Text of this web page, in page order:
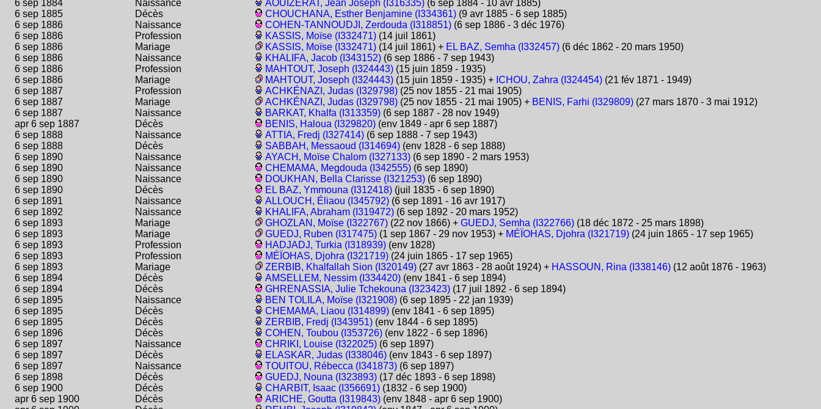
6 sep 1884
Naissance AOUIZERAT, Jean Joseph (I316335) (6 sep 1884 - 10 avr 1885)
6 sep 1885
Décès CHOUCHANA, Esther Benjamine (I334361) (9 avr 1885 - 6 sep 1885)
6 sep 1886
Naissance COHEN-TANNOUDJI, Zerdouda (I318851) (6 sep 1886 - 3 déc 1976)
6 sep 1886
Profession KASSIS, Moïse (I332471) (14 juil 1861)
6 sep 1886
Mariage KASSIS, Moïse (I332471) (14 juil 1861) + EL BAZ, Semha (I332457) (6 déc 1862 - 20 mars 1950)
6 sep 1886
Naissance KHALIFA, Jacob (I343152) (6 sep 1886 - 7 sep 1943)
6 sep 1886
Profession MAHTOUT, Joseph (I324443) (15 juin 1859 - 1935)
6 sep 1886
Mariage MAHTOUT, Joseph (I324443) (15 juin 1859 - 1935) + ICHOU, Zahra (I324454) (21 fév 1871 - 1949)
6 sep 1887
Profession ACHKÉNAZI, Judas (I329798) (25 nov 1855 - 21 mai 1905)
6 sep 1887
Mariage ACHKÉNAZI, Judas (I329798) (25 nov 1855 - 21 mai 1905) + BENIS, Farhi (I329809) (27 mars 1870 - 3 mai 1912)
6 sep 1887
Naissance BARKAT, Khalfa (I313359) (6 sep 1887 - 28 nov 1949)
apr 6 sep 1887
Décès BENIS, Haloua (I329820) (env 1849 - apr 6 sep 1887)
6 sep 1888
Naissance ATTIA, Fredj (I327414) (6 sep 1888 - 7 sep 1943)
6 sep 1888
Décès SABBAH, Messaoud (I314694) (env 1828 - 6 sep 1888)
6 sep 1890
Naissance AYACH, Moïse Chalom (I327133) (6 sep 1890 - 2 mars 1953)
6 sep 1890
Naissance CHEMAMA, Megdouda (I342555) (6 sep 1890)
6 sep 1890
Naissance DOUKHAN, Bella Clarisse (I321253) (6 sep 1890)
6 sep 1890
Décès EL BAZ, Ymmouna (I312418) (juil 1835 - 6 sep 1890)
6 sep 1891
Naissance ALLOUCH, Éliaou (I345792) (6 sep 1891 - 16 avr 1917)
6 sep 1892
Naissance KHALIFA, Abraham (I319472) (6 sep 1892 - 20 mars 1952)
6 sep 1893
Mariage GHOZLAN, Moïse (I322767) (22 nov 1866) +GUEDJ, Semha (I322766) (18 déc 1872 - 25 mars 1898)
6 sep 1893
Mariage GUEDJ, Ruben (I317475) (1 sep 1867 - 29 nov 1953) + MÉÏOHAS, Djohra (I321719) (24 juin 1865 - 17 sep 1965)
6 sep 1893
Profession HADJADJ, Turkia (I318939) (env 1828)
6 sep 1893
Profession MÉÏOHAS, Djohra (I321719) (24 juin 1865 - 17 sep 1965)
6 sep 1893
Mariage ZERBIB, Khalfallah Sion (I320149) (27 avr 1863 - 28 août 1924) + HASSOUN, Rina (I338146) (12 août 1876 - 1963)
6 sep 1894
Décès AMSELLEM, Nessim (I334420) (env 1841 - 6 sep 1894)
6 sep 1894
Décès GHRENASSIA, Julie Tchekouna (I323423) (17 juil 1892 - 6 sep 1894)
6 sep 1895
Naissance BEN TOLILA, Moïse (I321908) (6 sep 1895 - 22 jan 1939)
6 sep 1895
Décès CHEMAMA, Liaou (I314899) (env 1841 - 6 sep 1895)
6 sep 1895
Décès ZERBIB, Fredj (I343951) (env 1844 - 6 sep 1895)
6 sep 1896
Décès COHEN, Toubou (I353726) (env 1822 - 6 sep 1896)
6 sep 1897
Naissance CHRIKI, Louise (I322025) (6 sep 1897)
6 sep 1897
Décès ELASKAR, Judas (I338046) (env 1843 - 6 sep 1897)
6 sep 1897
Naissance TOUITOU, Rébecca (I341873) (6 sep 1897)
6 sep 1898
Décès GUEDJ, Nouna (I323893) (17 déc 1893 - 6 sep 1898)
6 sep 1900
Décès CHARBIT, Isaac (I356691) (1832 - 6 sep 1900)
apr 6 sep 1900
Décès ARICHE, Goutta (I319843) (env 1848 - apr 6 sep 1900)